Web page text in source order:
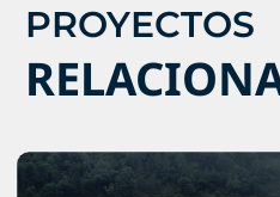
PROYECTOS